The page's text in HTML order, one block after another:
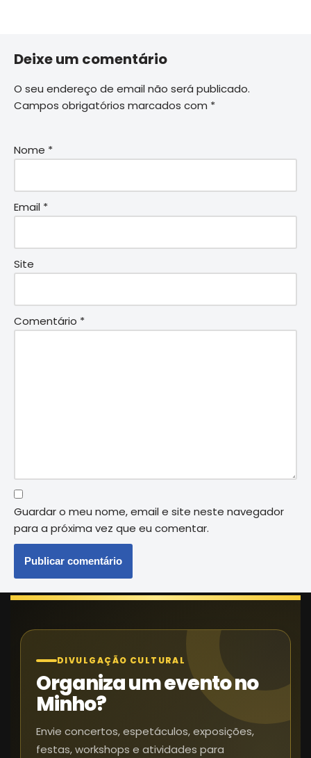
Deixe um comentário
O seu endereço de email não será publicado.
Campos obrigatórios marcados com *
Nome *
Email *
Site
Comentário *
Guardar o meu nome, email e site neste navegador
para a próxima vez que eu comentar.
DIVULGAÇÃO CULTURAL
Organiza um evento no
Minho?
Envie concertos, espetáculos, exposições,
festas, workshops e atividades para